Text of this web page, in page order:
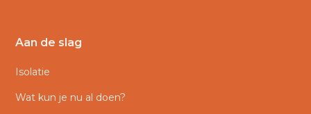
Aan de slag
Isolatie
Wat kun je nu al doen?